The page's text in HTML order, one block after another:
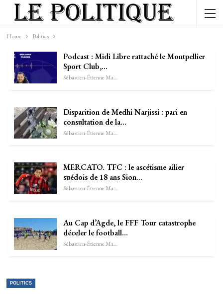
Home Politics
Podcast : Midi Libre rattaché le Montpellier
Sport Club,…
Sébastien-Étienne Marechal
Disparition de Medhi Narjissi : pari en
consultation de la…
Sébastien-Étienne Marechal
MERCATO. TFC : le ascétisme ailier
suédois de 18 ans Sion…
Sébastien-Étienne Marechal
Au Cap d’Agde, le FFF Tour catastrophe
déceler le football…
Sébastien-Étienne Marechal
POLITICS